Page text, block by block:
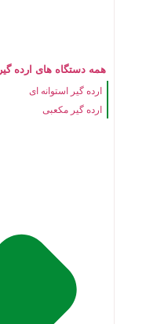
همه دستگاه های ارده گیر
ارده گیر استوانه ای
ارده گیر مکعبی